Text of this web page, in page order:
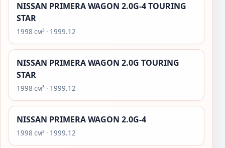
NISSAN PRIMERA WAGON 2.0G-4 TOURING
STAR
1998 см³ · 1999.12
NISSAN PRIMERA WAGON 2.0G TOURING
STAR
1998 см³ · 1999.12
NISSAN PRIMERA WAGON 2.0G-4
1998 см³ · 1999.12